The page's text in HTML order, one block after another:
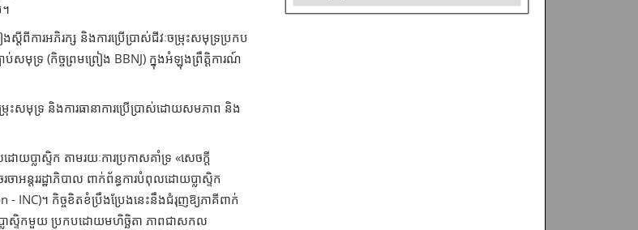
ស្ដីពីការអភិរក្ស និងការប្រើប្រាស់ជីវៈចម្រុះសមុទ្រប្រកប
សមុទ្រ (កិច្ចព្រមព្រៀង BBNJ) ក្នុងអំឡុងព្រឹត្តិការណ៍
ម្រុះសមុទ្រ និងការធានាការប្រើប្រាស់ដោយសមភាព និង
យប្លាស្ទិក តាមរយៈការប្រកាសគាំទ្រ «សេចក្តី
អន្តររដ្ឋាភិបាល ពាក់ព័ន្ធការបំពុលដោយប្លាស្ទិក
។ កិច្ចខិតខំប្រឹងប្រែង​នេះនឹង​ជំរុញ​ឱ្យភាគីពាក់
លាស្ទិកមួយ ប្រកបដោយមហិច្ឆិតា ភាពជាសកល